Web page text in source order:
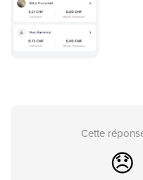
Cette
😞